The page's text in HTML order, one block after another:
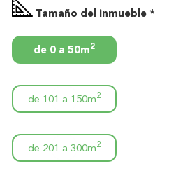
Tamaño del inmueble *
de 0 a 50m2
de 101 a 150m2
de 201 a 300m2